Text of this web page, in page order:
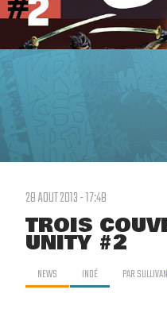
28 AOUT 2013 - 17:48
TROIS
UNITY #2
NEWS INDÉ PARSULLIVAN